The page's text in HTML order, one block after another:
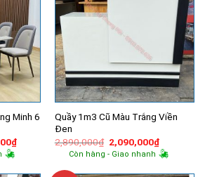
Minh 6
₫Giá
hiện
Quầy 1m3 Cũ Màu Trắng Viền
Đen
2,890,000₫ Giá
gốc
là:
2,090,000₫Giá
hiện
tại
Còn hàng - Giao nhanh